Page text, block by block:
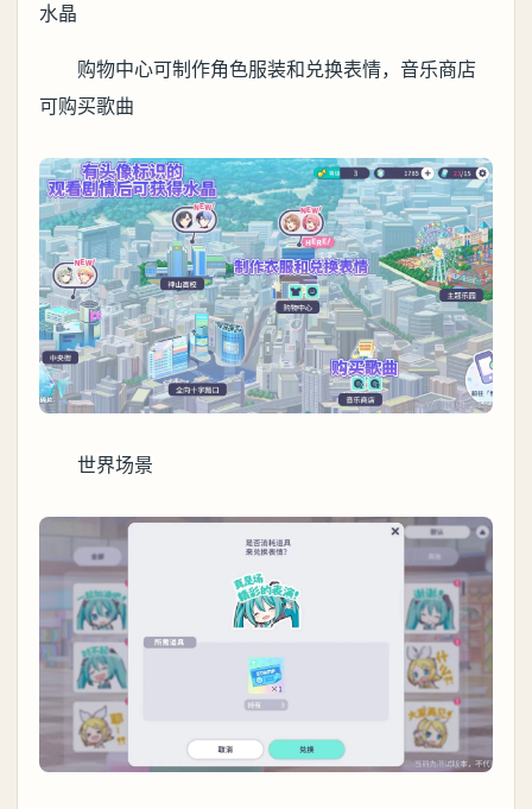
水晶
购物中心可制作角色服装和兑换表情，音乐商店
可购买歌曲
世界场景